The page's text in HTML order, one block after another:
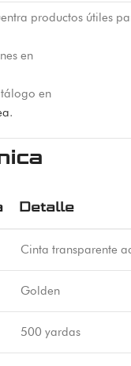
productos útiles
en
en
.
Detalle
Cinta transparente
Golden
500 yardas